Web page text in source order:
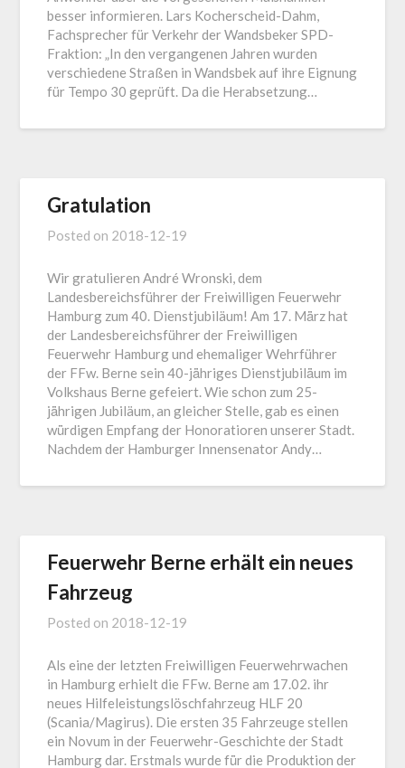
besser informieren. Lars Kocherscheid-Dahm,
Fachsprecher für Verkehr der Wandsbeker SPD-
Fraktion: „In den vergangenen Jahren wurden
verschiedene Straßen in Wandsbek auf ihre Eignung
für Tempo 30 geprüft. Da die Herabsetzung…
Gratulation
Posted on 2018-12-19
Wir gratulieren André Wronski, dem
Landesbereichsführer der Freiwilligen Feuerwehr
Hamburg zum 40. Dienstjubiläum! Am 17. Mä̈rz hat
der Landesbereichsführer der Freiwilligen
Feuerwehr Hamburg und ehemaliger Wehrführer
der FFw. Berne sein 40-jä̈hriges Dienstjubilä̈um im
Volkshaus Berne gefeiert. Wie schon zum 25-
jä̈hrigen Jubiläum, an gleicher Stelle, gab es einen
wü̈rdigen Empfang der Honoratioren unserer Stadt.
Nachdem der Hamburger Innensenator Andy…
Feuerwehr Berne erhält ein neues
Fahrzeug
Posted on 2018-12-19
Als eine der letzten Freiwilligen Feuerwehrwachen
in Hamburg erhielt die FFw. Berne am 17.02. ihr
neues Hilfeleistungslöschfahrzeug HLF 20
(Scania/Magirus). Die ersten 35 Fahrzeuge stellen
ein Novum in der Feuerwehr-Geschichte der Stadt
Hamburg dar. Erstmals wurde fü̈r die Produktion der